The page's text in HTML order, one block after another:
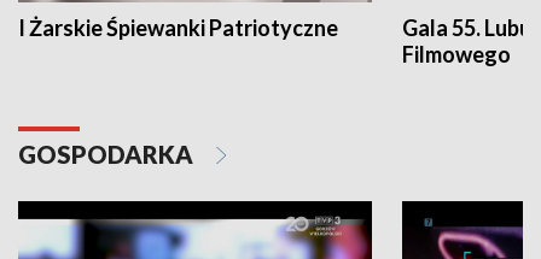
I Żarskie Śpiewanki Patriotyczne
Gala 55.
Filmowego
GOSPODARKA